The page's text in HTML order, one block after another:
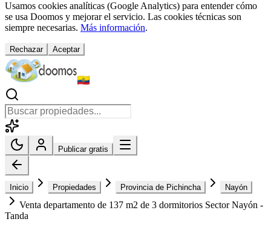
Usamos cookies analíticas (Google Analytics) para entender cómo
se usa Doomos y mejorar el servicio. Las cookies técnicas son
siempre necesarias. Más información.
Rechazar Aceptar
Publicar gratis
Inicio Propiedades Provincia de Pichincha Nayón
Venta departamento de 137 m2 de 3 dormitorios Sector Nayón -
Tanda